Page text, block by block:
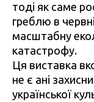
тоді як саме
греблю в
масштабну
катастрофу.
Ця виставка
не є ані
української